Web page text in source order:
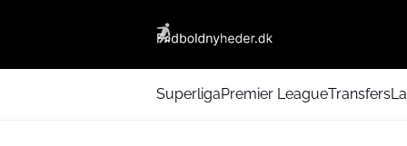
SuperligaPremier LeagueTransfers